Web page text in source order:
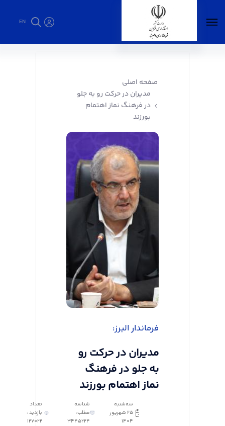
EN
صفحه اصلی
مدیران در حرکت رو به جلو
در فرهنگ نماز اهتمام
بورزند
فرماندار البرز:
مدیران در حرکت رو
به جلو در فرهنگ
نماز اهتمام بورزند
سه‌شنبه
25 شهریور
1404
شناسه
مطلب:
3445224
تعداد
بازدید :
127022